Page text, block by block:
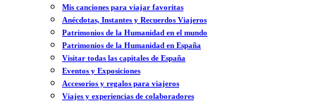
Mis canciones para viajar favoritas
Anécdotas, Instantes y Recuerdos Viajeros
Patrimonios de la Humanidad en el mundo
Patrimonios de la Humanidad en España
Visitar todas las capitales de España
Eventos y Exposiciones
Accesorios y regalos para viajeros
Viajes y experiencias de colaboradores